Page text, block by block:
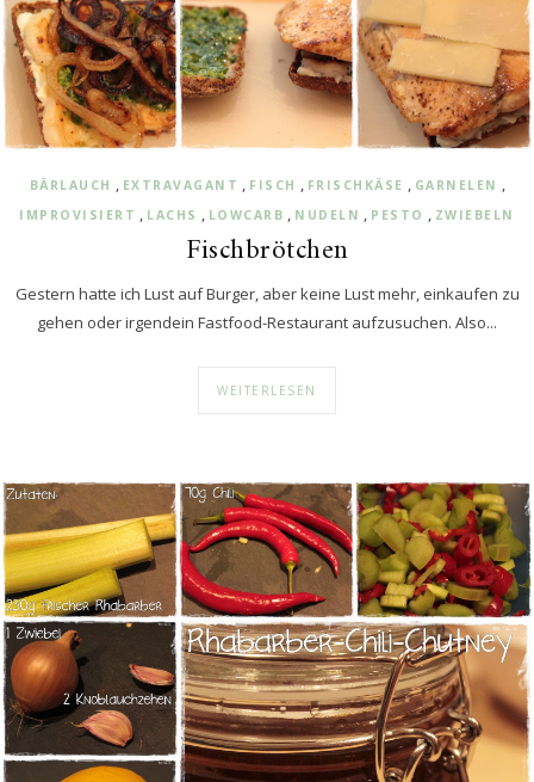
BÄRLAUCH , EXTRAVAGANT , FISCH , FRISCHKÄSE , GARNELEN ,
IMPROVISIERT , LACHS , LOWCARB , NUDELN , PESTO , ZWIEBELN
Fischbrötchen
Gestern hatte ich Lust auf Burger, aber keine Lust mehr, einkaufen zu
gehen oder irgendein Fastfood-Restaurant aufzusuchen. Also...
WEITERLESEN